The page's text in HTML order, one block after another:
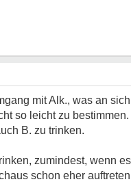
mit Alk., was an
so leicht zu
B. zu trinken.
zumindest, wenn
schon eher